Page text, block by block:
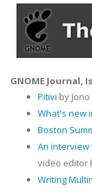
GNOME Journal,
Pitivi by
What's new
Boston
An interview
video editor
Writing